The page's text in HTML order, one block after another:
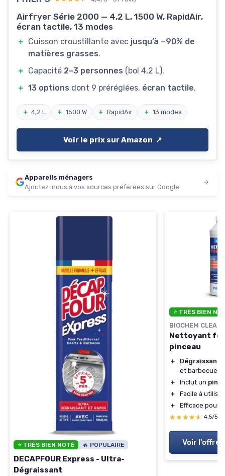
Airfryer Série 2000 — 4,2 L, 1500 W, RapidAir,
écran tactile, 13 modes
＋ Cuisson croustillante avec jusqu’à −90% de
matières grasses.
＋ Capacité 2–3 personnes (bol 4,2 L).
＋ 13 options dont 9 préréglées, écran tactile.
＋ 4,2 L ＋ 1500 W ＋ RapidAir ＋ 13 modes
Voir le prix sur Amazon ↗️
Appareils ménagers
Ajoutez-nous à vos sources préférées sur Google
⭐ TRÈS BIEN NOTÉ 🔥 POPULAIRE
DECAPFOUR Express - Ultra-
Dégraissant
⭐ TRÈS BIEN
BIOCHEM
Nettoyant
pinceau
＋
Dégraissant
et barbecue
＋
Inclut un
＋
Facile à
＋
Efficace pour
★★★★★
★★★★★ 4,5/5
Voir l'offre